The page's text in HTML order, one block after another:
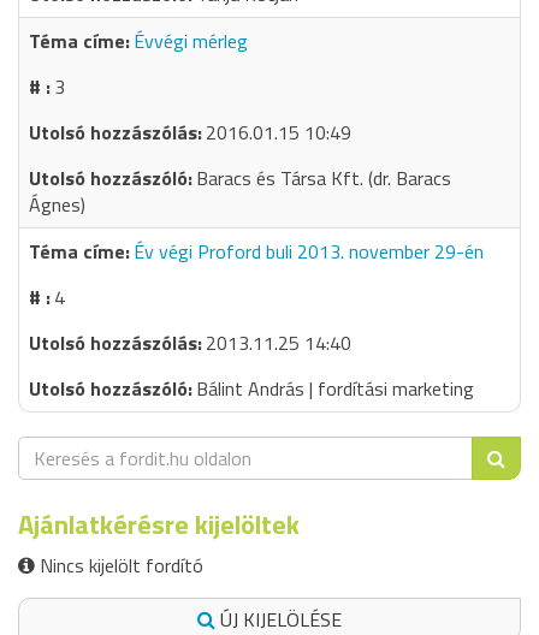
Évvégi mérleg
3
2016.01.15 10:49
Baracs és Társa Kft. (dr. Baracs
Ágnes)
Év végi Proford buli 2013. november 29-én
4
2013.11.25 14:40
Bálint András | fordítási marketing
Ajánlatkérésre kijelöltek
Nincs kijelölt fordító
ÚJ KIJELÖLÉSE